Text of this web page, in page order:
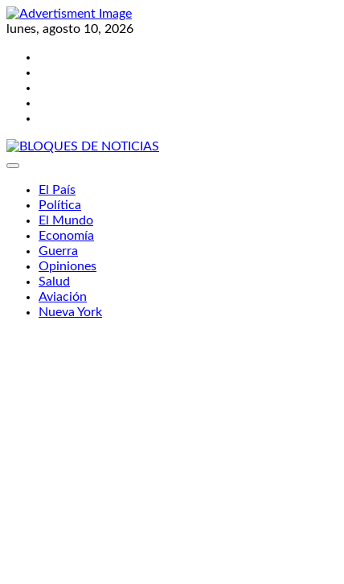
Skip
tolunes, agosto 10, 2026
El País
Política
El Mundo
Economía
Guerra
Opiniones
Salud
Aviación
Nueva York